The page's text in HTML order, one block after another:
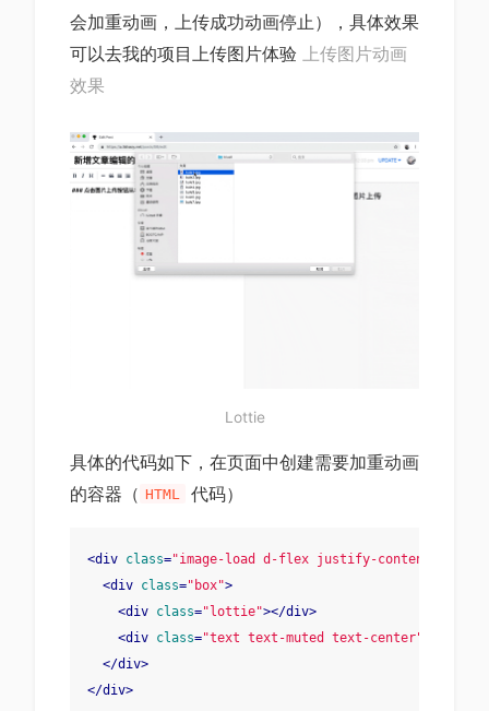
会加重动画，上传成功动画停止），具体效果
可以去我的项目上传图片体验
上传图片动画
效果
Lottie
具体的代码如下，在页面中创建需要加重动画
的容器（ HTML 代码）
<div class="image-load d-flex justify-content-
<div class="box">
<div class="lottie"></div>
<div class="text text-muted text-center"
</div>
</div>